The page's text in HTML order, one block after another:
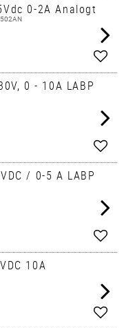
0-2A Analogt
0 - 10A LABP
/ 0-5 A LABP
10A